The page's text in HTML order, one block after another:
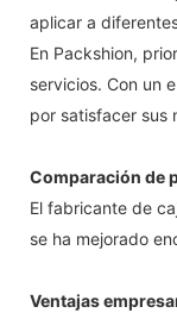
aplicar a
En Packshion,
servicios. Con un
por satisfacer sus
Comparación de
El fabricante de
se ha mejorado
Ventajas